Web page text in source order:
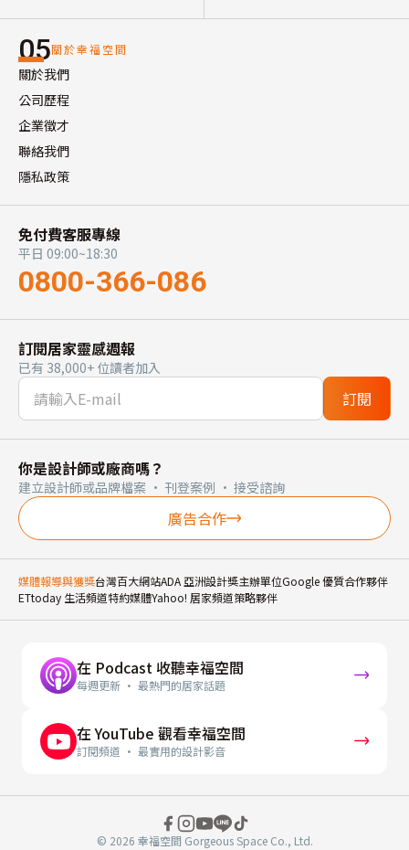
05關於幸福空間
關於我們
公司歷程
企業徵才
聯絡我們
隱私政策
免付費客服專線
平日 09:00~18:30
0800-366-086
訂閱居家靈感週報
已有 38,000+ 位讀者加入
訂閱
你是設計師或廠商嗎？
建立設計師或品牌檔案 · 刊登案例 · 接受諮詢
廣告合作
媒體報導與獲獎台灣百大網站ADA 亞洲設計獎主辦單位Google 優質合作夥伴
ETtoday 生活頻道特約媒體Yahoo! 居家頻道策略夥伴
在 Podcast 收聽幸福空間
每週更新 · 最熱門的居家話題
在 YouTube 觀看幸福空間
訂閱頻道 · 最實用的設計影音
© 2026 幸福空間 Gorgeous Space Co., Ltd.